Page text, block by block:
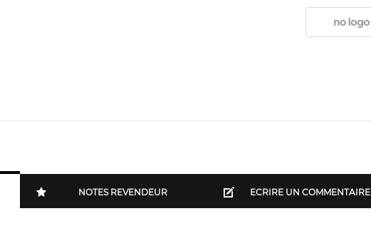
NOTES REVENDEUR ECRIRE UN COMMENTAIRE